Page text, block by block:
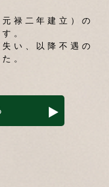
禄二年建立）の
。
い、以降不遇の
。